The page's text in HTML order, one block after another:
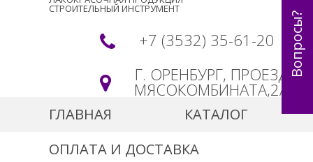
СТРОИТЕЛЬНЫЙ ИНСТРУМЕНТ
+7 (3532) 35-61-20
Г. ОРЕНБУРГ, ПРОЕЗД
МЯСОКОМБИНАТА,2А
ГЛАВНАЯ
КАТАЛОГ
ОПЛАТА И ДОСТАВКА
Вопросы?